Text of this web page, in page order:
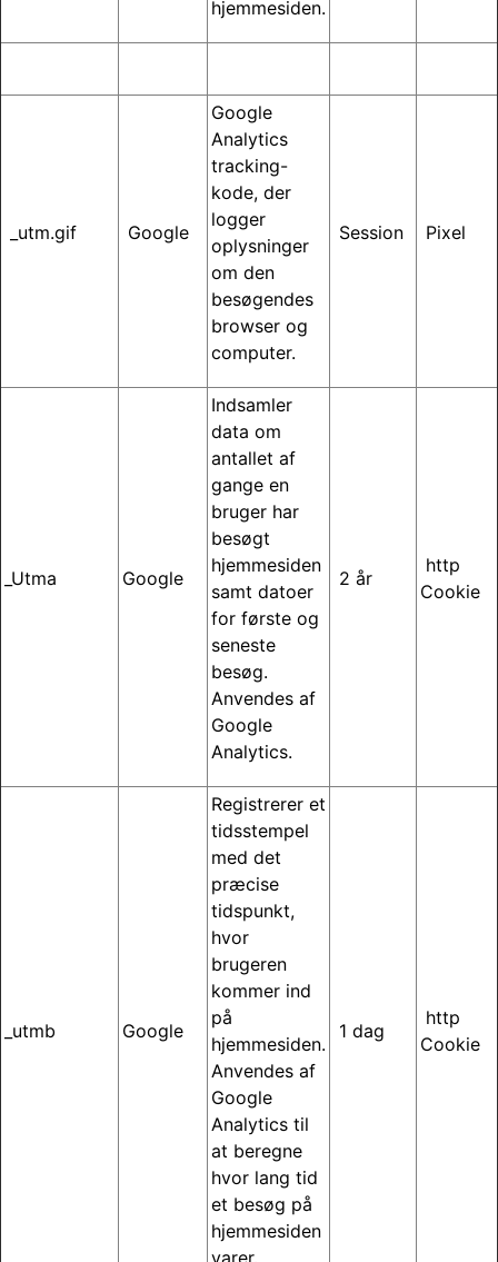
hjemmesiden.
_utm.gif Google
Google
Analytics
tracking-
kode, der
logger
oplysninger
om den
besøgendes
browser og
computer.
Session Pixel
_Utma Google
Indsamler
data om
antallet af
gange en
bruger har
besøgt
hjemmesiden
samt datoer
for første og
seneste
besøg.
Anvendes af
Google
Analytics.
2 år
http
Cookie
_utmb Google
Registrerer et
tidsstempel
med det
præcise
tidspunkt,
hvor
brugeren
kommer ind
på
hjemmesiden.
Anvendes af
Google
Analytics til
at beregne
hvor lang tid
et besøg på
hjemmesiden
varer.
1 dag
http
Cookie